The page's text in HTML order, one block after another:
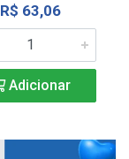
R$ 63,06
Adicionar